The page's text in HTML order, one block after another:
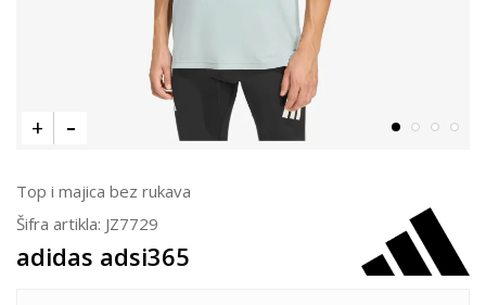
Top i majica bez rukava
Šifra artikla: JZ7729
adidas adsi365